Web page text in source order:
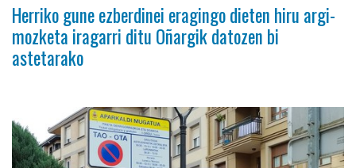
Herriko gune ezberdinei eragingo dieten hiru argi-
mozketa iragarri ditu Oñargik datozen bi
astetarako